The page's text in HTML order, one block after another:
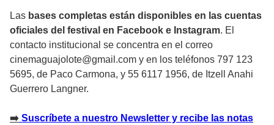
Las bases completas están disponibles en las cuentas
oficiales del festival en Facebook e Instagram. El
contacto institucional se concentra en el correo
cinemaguajolote@gmail.com y en los teléfonos 797 123
5695, de Paco Carmona, y 55 6117 1956, de Itzell Anahi
Guerrero Langner.
➡️ Suscríbete a nuestro Newsletter y recibe las notas